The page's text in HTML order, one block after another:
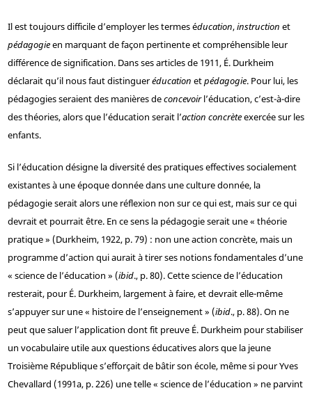
Il est toujours difficile d’employer les termes éducation,instruction et
pédagogieen marquant de façon pertinente et compréhensible leur
différence de signification. Dans ses articles de 1911, É. Durkheim
déclarait qu’il nous faut distingueréducation etpédagogie. Pour lui, les
pédagogies seraient des manières deconcevoirl’éducation, c’est-à-dire
des théories, alors que l’éducation serait l’action concrèteexercée sur les
enfants.
Si l’éducation désigne la diversité des pratiques effectives socialement
existantes à une époque donnée dans une culture donnée, la
pédagogie serait alors une réflexion non sur ce qui est, mais sur ce qui
devrait et pourrait être. En ce sens la pédagogie serait une « théorie
pratique » (Durkheim, 1922, p. 79) : non une action concrète, mais un
programme d’action qui aurait à tirer ses notions fondamentales d’une
« science de l’éducation » (ibid., p. 80). Cette science de l’éducation
resterait, pour É. Durkheim, largement à faire, et devrait elle-même
s’appuyer sur une « histoire de l’enseignement » (ibid., p. 88). On ne
peut que saluer l’application dont fit preuve É. Durkheim pour stabiliser
un vocabulaire utile aux questions éducatives alors que la jeune
Troisième République s’efforçait de bâtir son école, même si pour Yves
Chevallard (1991a, p. 226) une telle « science de l’éducation » ne parvint